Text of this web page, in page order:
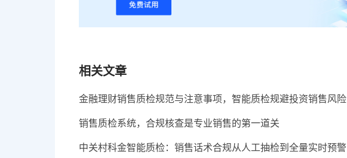
相关文章
金融理财销售质检规范与注意事项，智能质检规避投资销售风险
销售质检系统，合规核查是专业销售的第一道关
中关村科金智能质检：销售话术合规从人工抽检到全量实时预警